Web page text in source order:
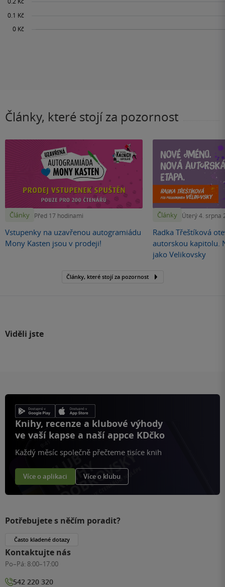
Články, které stojí za pozornost
Články Před 17 hodinami
Vstupenky na uzavřenou autogramiádu
Mony Kasten jsou v prodeji!
Články Úterý 4. srpna
Radka Třeštíková
autorskou kapitolu.
jako Velikovsky
Články, které stojí za pozornost
Viděli jste
Knihy, recenze a klubové výhody
ve vaší kapse a naší appce KDčko
Každý měsíc společně přečteme tisíce knih
Více o aplikaci Více o klubu
Potřebujete s něčím poradit?
Často kladené dotazy
Kontaktujte nás
Po–Pá: 8:00–17:00
542 220 320